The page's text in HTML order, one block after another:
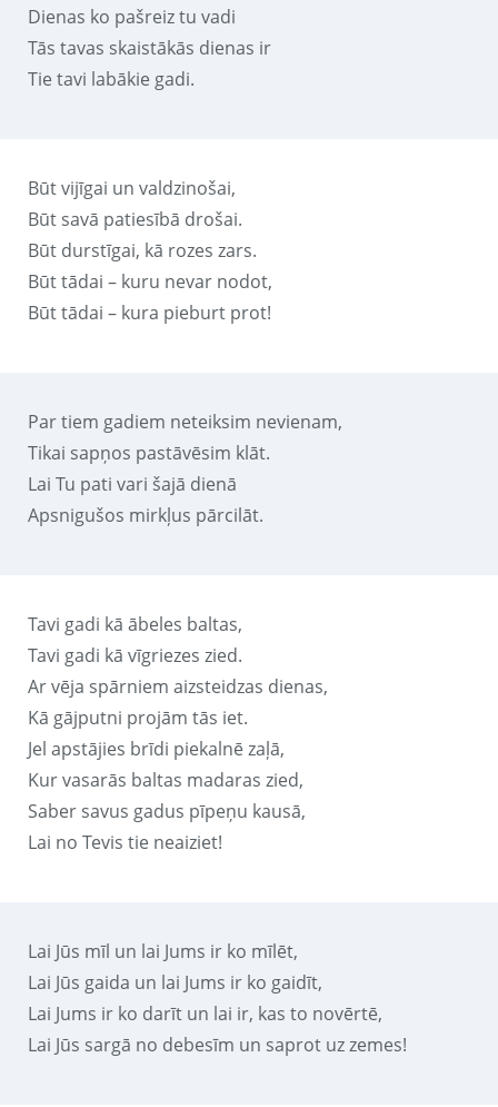
Dienas ko pašreiz tu vadi
Tās tavas skaistākās dienas ir
Tie tavi labākie gadi.
Būt vijīgai un valdzinošai,
Būt savā patiesībā drošai.
Būt durstīgai, kā rozes zars.
Būt tādai – kuru nevar nodot,
Būt tādai – kura pieburt prot!
Par tiem gadiem neteiksim nevienam,
Tikai sapņos pastāvēsim klāt.
Lai Tu pati vari šajā dienā
Apsnigušos mirkļus pārcilāt.
Tavi gadi kā ābeles baltas,
Tavi gadi kā vīgriezes zied.
Ar vēja spārniem aizsteidzas dienas,
Kā gājputni projām tās iet.
Jel apstājies brīdi piekalnē zaļā,
Kur vasarās baltas madaras zied,
Saber savus gadus pīpeņu kausā,
Lai no Tevis tie neaiziet!
Lai Jūs mīl un lai Jums ir ko mīlēt,
Lai Jūs gaida un lai Jums ir ko gaidīt,
Lai Jums ir ko darīt un lai ir, kas to novērtē,
Lai Jūs sargā no debesīm un saprot uz zemes!